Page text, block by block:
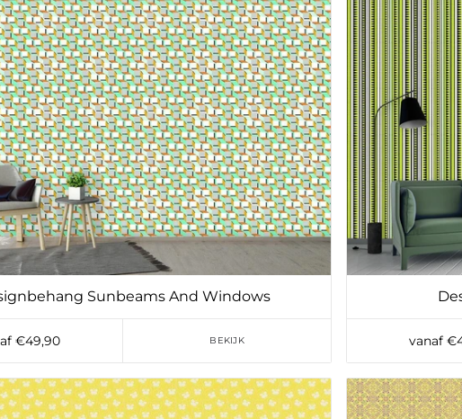
Toevoegen aan verlanglijst
Sunbeams And Windows
€49,90 BEKIJK vanaf